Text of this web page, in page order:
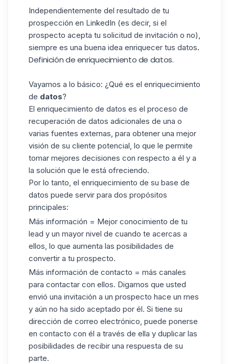
Independientemente del resultado de tu
prospección en LinkedIn (es decir, si el
prospecto acepta tu solicitud de invitación o no),
siempre es una buena idea enriquecer tus datos.
Definición de enriquecimiento de datos.
Vayamos a lo básico: ¿Qué es el enriquecimiento
de datos?
El enriquecimiento de datos es el proceso de
recuperación de datos adicionales de una o
varias fuentes externas, para obtener una mejor
visión de su cliente potencial, lo que le permite
tomar mejores decisiones con respecto a él y a
la solución que le está ofreciendo.
Por lo tanto, el enriquecimiento de su base de
datos puede servir para dos propósitos
principales:
Más información = Mejor conocimiento de tu
lead y un mayor nivel de cuando te acercas a
ellos, lo que aumenta las posibilidades de
convertir a tu prospecto.
Más información de contacto = más canales
para contactar con ellos. Digamos que usted
envió una invitación a un prospecto hace un mes
y aún no ha sido aceptado por él. Si tiene su
dirección de correo electrónico, puede ponerse
en contacto con él a través de ella y duplicar las
posibilidades de recibir una respuesta de su
parte.